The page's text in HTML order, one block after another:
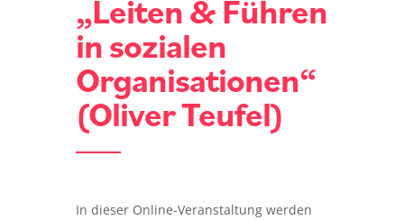
„Leiten & Führen
in sozialen
Organisationen“
(Oliver Teufel)
In dieser Online-Veranstaltung werden